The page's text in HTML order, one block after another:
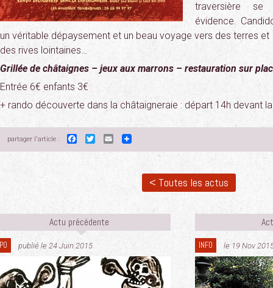
traversière
évidence.
un véritable dépaysement et un beau voyage vers des terres et
des rives lointaines…
Grillée de châtaignes – jeux aux marrons – restauration sur
Entrée 6€ enfants 3€
+ rando découverte dans la châtaigneraie : départ 14h devant
partager l'article : Facebook
TwitterEmail
< Toutes les actus
Actu précédente
publié le 24 Juin 2015 INFO le 19 Nov